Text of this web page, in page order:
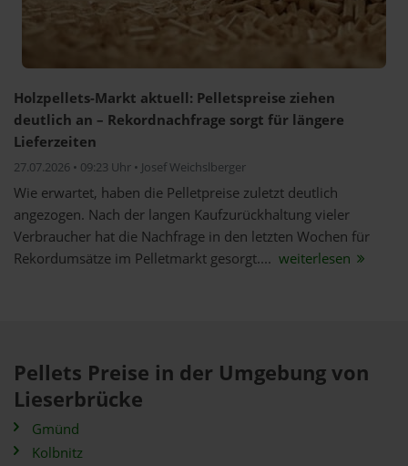
Holzpellets-Markt aktuell: Pelletspreise ziehen
deutlich an – Rekordnachfrage sorgt für längere
Lieferzeiten
27.07.2026 • 09:23 Uhr • Josef Weichslberger
Wie erwartet, haben die Pelletpreise zuletzt deutlich
angezogen. Nach der langen Kaufzurückhaltung vieler
Verbraucher hat die Nachfrage in den letzten Wochen für
Rekordumsätze im Pelletmarkt gesorgt.... weiterlesen
Pellets Preise in der Umgebung von
Lieserbrücke
Gmünd
Kolbnitz